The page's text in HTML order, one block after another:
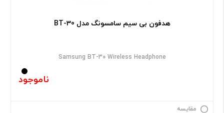
هدفون بی سیم سامسونگ مدل BT-30
Samsung BT-30 Wireless Headphone
ناموجود
مقایسه